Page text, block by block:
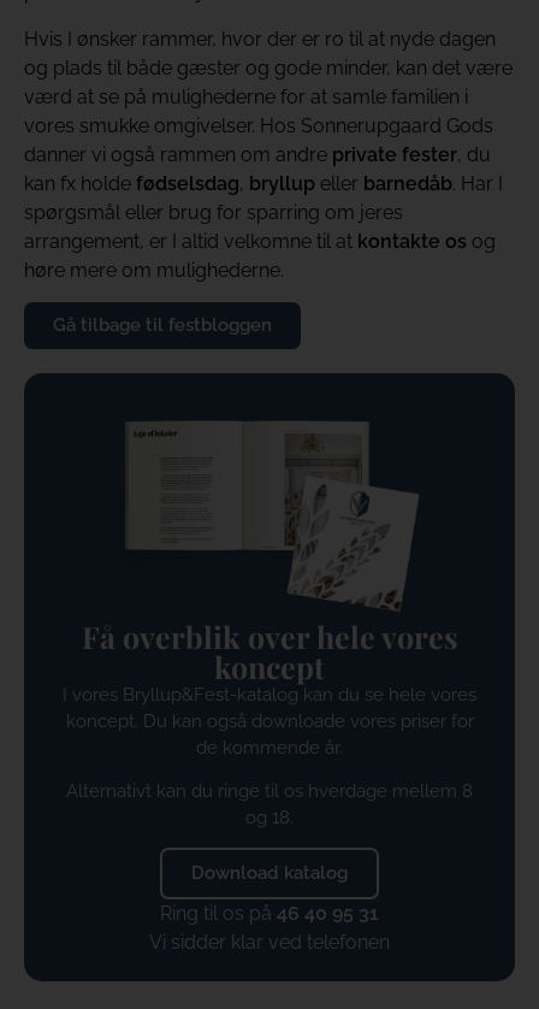
Hvis I ønsker rammer, hvor der er ro til at nyde dagen
og plads til både gæster og gode minder, kan det være
værd at se på mulighederne for at samle familien i
vores smukke omgivelser. Hos Sonnerupgaard Gods
danner vi også rammen om andre private fester, du
kan fx holde fødselsdag, bryllup eller barnedåb. Har I
spørgsmål eller brug for sparring om jeres
arrangement, er I altid velkomne til at kontakte os og
høre mere om mulighederne.
Gå tilbage til festbloggen
Få overblik over hele vores
koncept
I vores Bryllup&Fest-katalog kan du se hele vores
koncept. Du kan også downloade vores priser for
de kommende år.
Alternativt kan du ringe til os hverdage mellem 8
og 18.
Download katalog
Ring til os på 46 40 95 31
Vi sidder klar ved telefonen